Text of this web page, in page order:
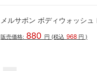
メルサボン ボディウォッシ
販売価格: 880 円 (税込 968 円 )